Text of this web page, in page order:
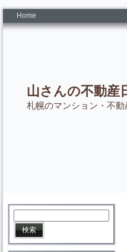
Home
山さんの不動産
札幌のマンション・不